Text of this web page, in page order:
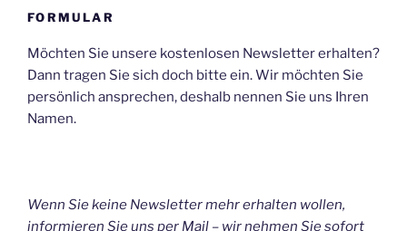
FORMULAR
Möchten Sie unsere kostenlosen Newsletter erhalten?
Dann tragen Sie sich doch bitte ein. Wir möchten Sie
persönlich ansprechen, deshalb nennen Sie uns Ihren
Namen.
Wenn Sie keine Newsletter mehr erhalten wollen,
informieren Sie uns per Mail – wir nehmen Sie sofort